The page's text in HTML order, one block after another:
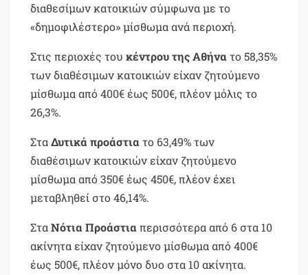
διαθεσίμων κατοικιών σύμφωνα με το
«δημοφιλέστερο» μίσθωμα ανά περιοχή.
Στις περιοχές τουκέντρου της Αθήνα το 58,35%
των διαθέσιμων κατοικιών είχαν ζητούμενο
μίσθωμα από 400€ έως 500€, πλέον μόλις το
26,3%.
ΣταΔυτικά προάστια το 63,49% των
διαθέσιμων κατοικιών είχαν ζητούμενο
μίσθωμα από 350€ έως 450€, πλέον έχει
μεταβληθεί στο 46,14%.
ΣταΝότια Προάστια περισσότερα από 6 στα 10
ακίνητα είχαν ζητούμενο μίσθωμα από 400€
έως 500€, πλέον μόνο δυο στα 10 ακίνητα.